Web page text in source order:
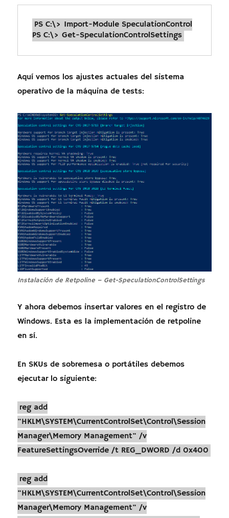
PS C:\> Import-Module SpeculationControl
PS C:\> Get-SpeculationControlSettings
Aquí vemos los ajustes actuales del sistema
operativo de la máquina de tests:
Instalación de Retpoline – Get-SpeculationControlSettings
Y ahora debemos insertar valores en el registro de
Windows. Esta es la implementación de retpoline
en sí.
En SKUs de sobremesa o portátiles debemos
ejecutar lo siguiente:
reg add
"HKLM\SYSTEM\CurrentControlSet\Control\Session
Manager\Memory Management" /v
FeatureSettingsOverride /t REG_DWORD /d 0x400
reg add
"HKLM\SYSTEM\CurrentControlSet\Control\Session
Manager\Memory Management" /v